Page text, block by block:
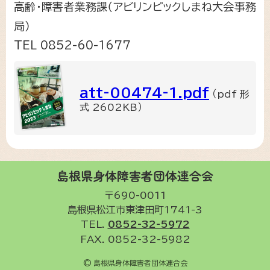
高齢・障害者業務課（アビリンピックしまね大会事務
局）
TEL 0852-60-1677
att-00474-1.pdf （pdf 形
式 2602KB）
島根県身体障害者団体連合会
〒690-0011
島根県松江市東津田町1741-3
TEL. 0852-32-5972
FAX. 0852-32-5982
© 島根県身体障害者団体連合会